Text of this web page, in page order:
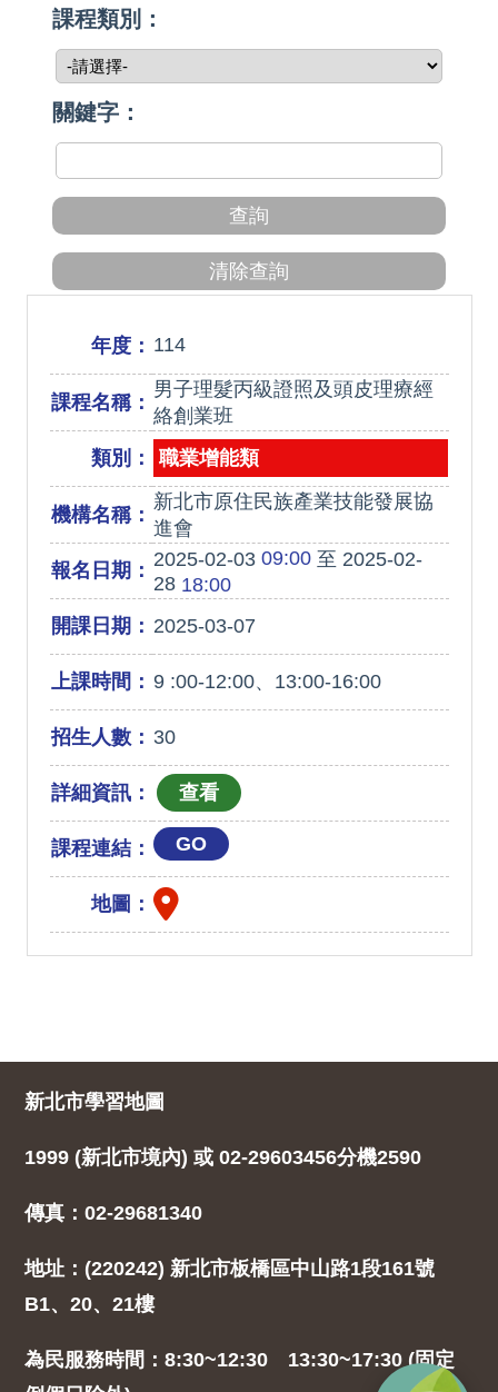
課程類別：
關鍵字：
年度： 114
課程名稱：
男子理髮丙級證照及頭皮理療經
絡創業班
類別：
職業增能類
機構名稱：
新北市原住民族產業技能發展協
進會
報名日期： 2025-02-0309:00至 2025-02-
2818:00
開課日期： 2025-03-07
上課時間： 9 :00-12:00、13:00-16:00
招生人數： 30
詳細資訊：
課程連結： GO
地圖：
新北市學習地圖
1999 (新北市境內) 或 02-29603456分機2590
傳真：02-29681340
地址：(220242) 新北市板橋區中山路1段161號
B1、20、21樓
為民服務時間：8:30~12:30 13:30~17:30 (固定